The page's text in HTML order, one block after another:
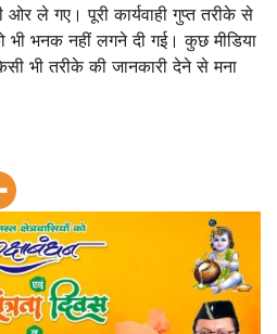
ले गए। पूरी कार्यवाही गुप्त तरीके से
भी भनक नहीं लगने दी गई। कुछ मीडिया
भी तरीके की जानकारी देने से मना